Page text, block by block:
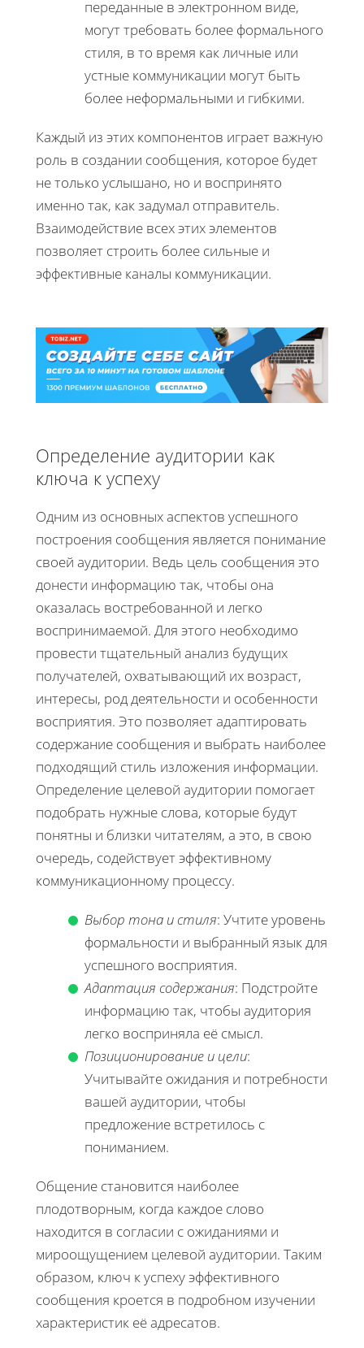
переданные в электронном виде,
могут требовать более формального
стиля, в то время как личные или
устные коммуникации могут быть
более неформальными и гибкими.
Каждый из этих компонентов играет важную
роль в создании сообщения, которое будет
не только услышано, но и воспринято
именно так, как задумал отправитель.
Взаимодействие всех этих элементов
позволяет строить более сильные и
эффективные каналы коммуникации.
Определение аудитории как
ключа к успеху
Одним из основных аспектов успешного
построения сообщения является понимание
своей аудитории. Ведь цель сообщения это
донести информацию так, чтобы она
оказалась востребованной и легко
воспринимаемой. Для этого необходимо
провести тщательный анализ будущих
получателей, охватывающий их возраст,
интересы, род деятельности и особенности
восприятия. Это позволяет адаптировать
содержание сообщения и выбрать наиболее
подходящий стиль изложения информации.
Определение целевой аудитории помогает
подобрать нужные слова, которые будут
понятны и близки читателям, а это, в свою
очередь, содействует эффективному
коммуникационному процессу.
Выбор тона и стиля: Учтите уровень
формальности и выбранный язык для
успешного восприятия.
Адаптация содержания: Подстройте
информацию так, чтобы аудитория
легко восприняла её смысл.
Позиционирование и цели:
Учитывайте ожидания и потребности
вашей аудитории, чтобы
предложение встретилось с
пониманием.
Общение становится наиболее
плодотворным, когда каждое слово
находится в согласии с ожиданиями и
мироощущением целевой аудитории. Таким
образом, ключ к успеху эффективного
сообщения кроется в подробном изучении
характеристик её адресатов.